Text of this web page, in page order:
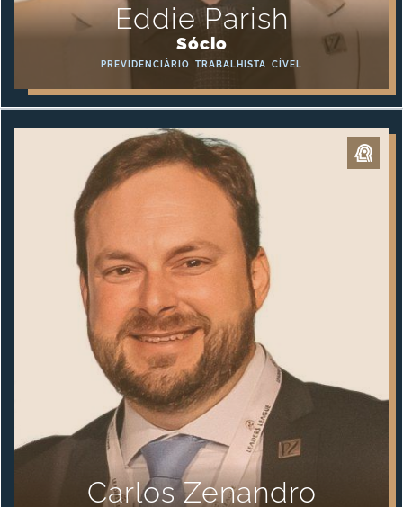
Eddie Parish
Sócio
PREVIDENCIÁRIO TRABALHISTA CÍVEL
Carlos Zenandro